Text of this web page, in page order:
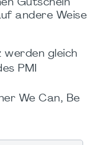
Gutschein
andere Weise
werden gleich
PMI
We Can, Be